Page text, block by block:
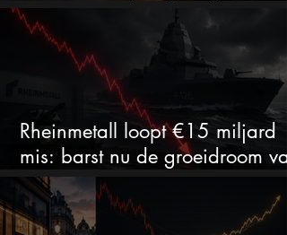
aantrekkelijk?
Rheinmetall loopt €15 miljard
mis: barst nu de groeidroom van
het defensiebedrijf?